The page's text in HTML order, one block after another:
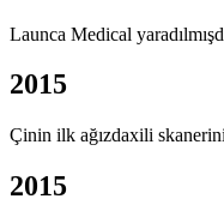
Launca Medical
2015
Çinin ilk ağızdaxili
2015